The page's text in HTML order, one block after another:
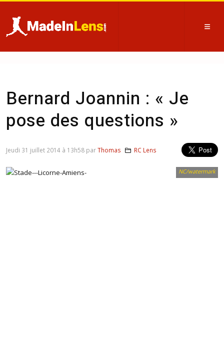
Bernard Joannin : « Je
pose des questions »
NC/watermark
Jeudi 31 juillet 2014 à 13h58 parThomas RC Lens